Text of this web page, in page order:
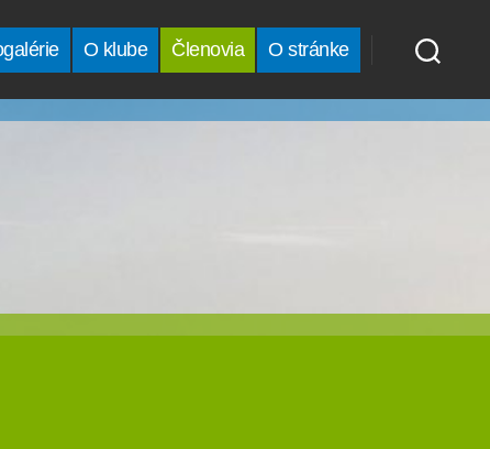
O klube Členovia O stránke